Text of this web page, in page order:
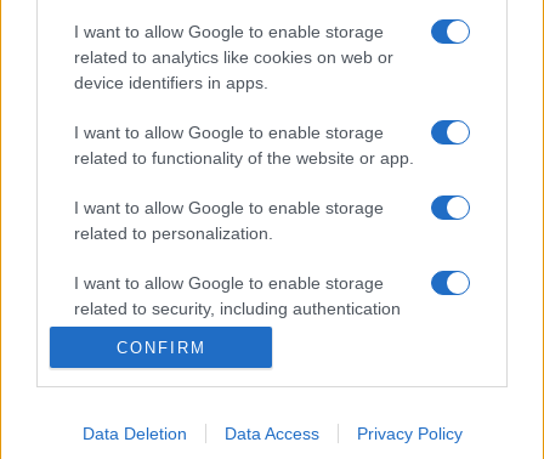
I want to allow Google to enable storage
related to analytics like cookies on web or
device identifiers in apps.
I want to allow Google to enable storage
related to functionality of the website or app.
I want to allow Google to enable storage
related to personalization.
I want to allow Google to enable storage
related to security, including authentication
functionality and fraud prevention, and other
user protection.
CONFIRM
Data Deletion Data Access Privacy Policy
vízgyűjtőjére
Víztoronyba rekedt munkásokat
Megérkezett az eső a Duna